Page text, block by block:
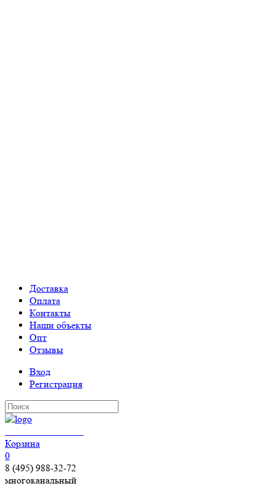
Доставка
Оплата
Контакты
Наши объекты
Опт
Отзывы
Вход
Регистрация
Корзина
0
8 (495) 988-32-72
многоканальный